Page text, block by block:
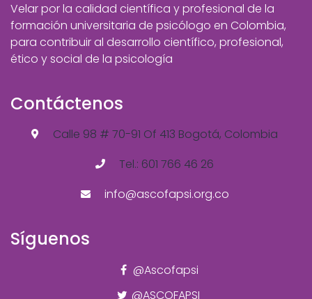
Velar por la calidad científica y profesional de la
formación universitaria de psicólogo en Colombia,
para contribuir al desarrollo científico, profesional,
ético y social de la psicología
Contáctenos
Calle 98 # 70-91 Of 413 Bogotá, Colombia
Tel.: 601 766 46 26
info@ascofapsi.org.co
Síguenos
@Ascofapsi
@ASCOFAPSI